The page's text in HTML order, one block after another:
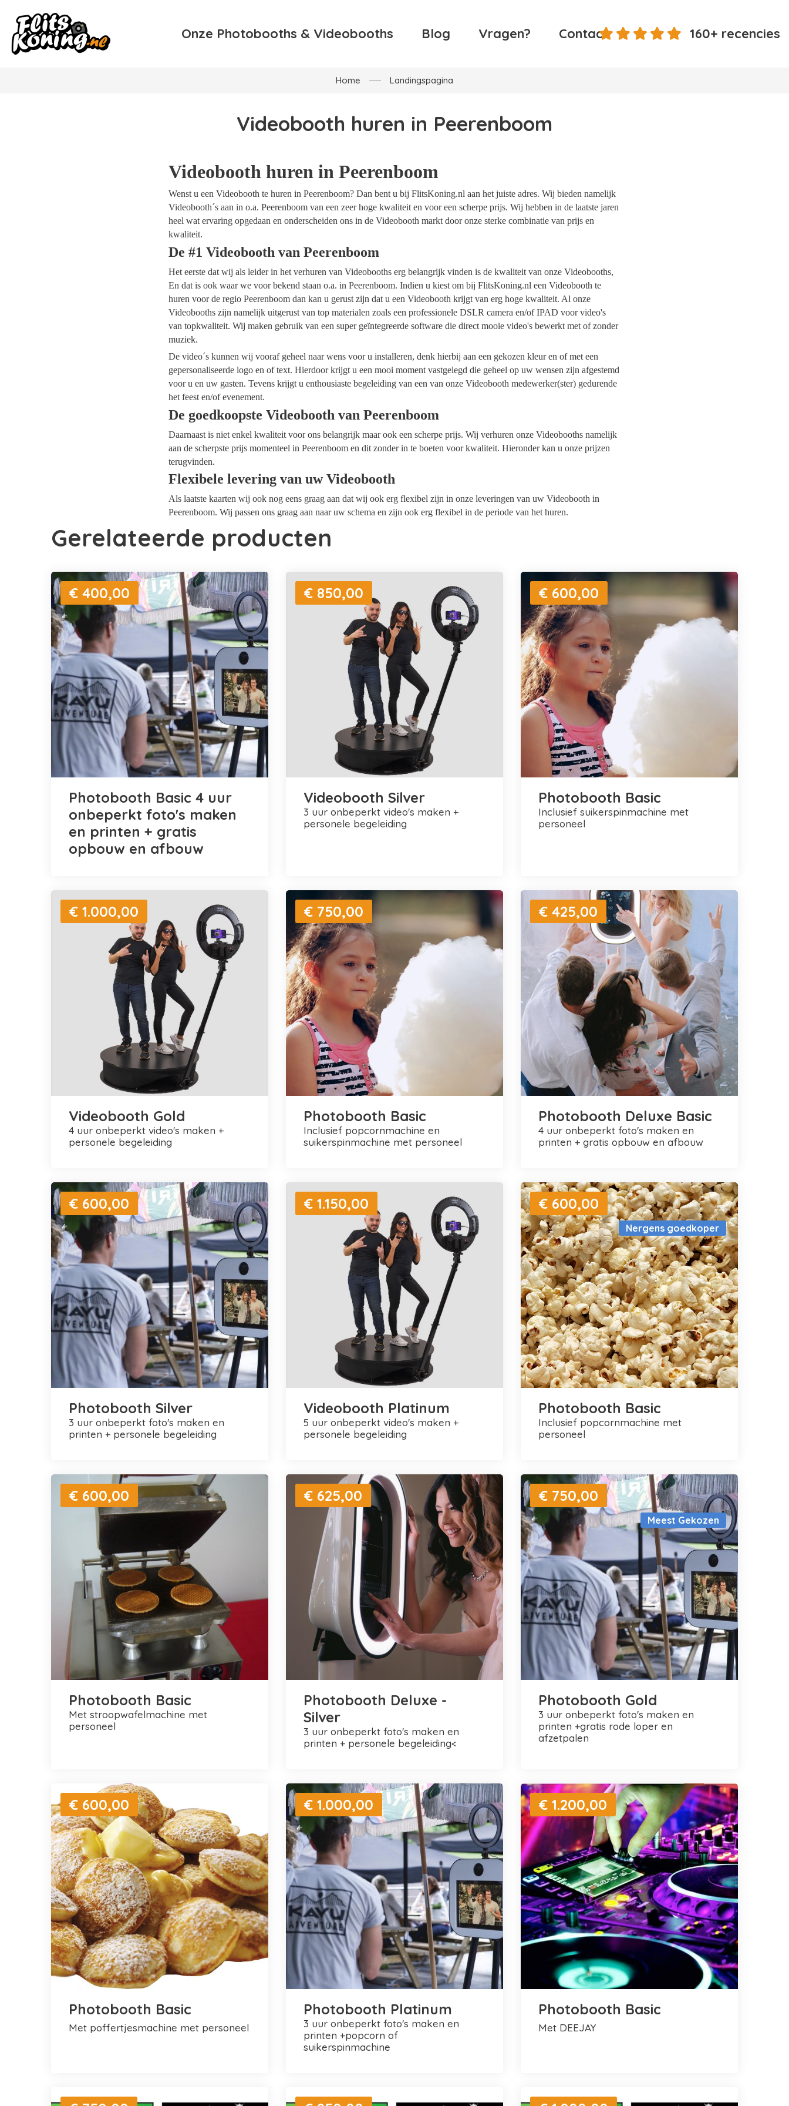
Onze Photobooths & Videobooths Blog Vragen? Contact 160+ recencies
Home Landingspagina
Videobooth huren in Peerenboom
Videobooth huren in Peerenboom
Wenst u een Videobooth te huren in Peerenboom? Dan bent u bij FlitsKoning.nl aan het juiste adres. Wij bieden namelijk
Videobooth´s aan in o.a. Peerenboom van een zeer hoge kwaliteit en voor een scherpe prijs. Wij hebben in de laatste jaren
heel wat ervaring opgedaan en onderscheiden ons in de Videobooth markt door onze sterke combinatie van prijs en
kwaliteit.
De #1 Videobooth van Peerenboom
Het eerste dat wij als leider in het verhuren van Videobooths erg belangrijk vinden is de kwaliteit van onze Videobooths,
En dat is ook waar we voor bekend staan o.a. in Peerenboom. Indien u kiest om bij FlitsKoning.nl een Videobooth te
huren voor de regio Peerenboom dan kan u gerust zijn dat u een Videobooth krijgt van erg hoge kwaliteit. Al onze
Videobooths zijn namelijk uitgerust van top materialen zoals een professionele DSLR camera en/of IPAD voor video's
van topkwaliteit. Wij maken gebruik van een super geïntegreerde software die direct mooie video's bewerkt met of zonder
muziek.
De video´s kunnen wij vooraf geheel naar wens voor u installeren, denk hierbij aan een gekozen kleur en of met een
gepersonaliseerde logo en of text. Hierdoor krijgt u een mooi moment vastgelegd die geheel op uw wensen zijn afgestemd
voor u en uw gasten. Tevens krijgt u enthousiaste begeleiding van een van onze Videobooth medewerker(ster) gedurende
het feest en/of evenement.
De goedkoopste Videobooth van Peerenboom
Daarnaast is niet enkel kwaliteit voor ons belangrijk maar ook een scherpe prijs. Wij verhuren onze Videobooths namelijk
aan de scherpste prijs momenteel in Peerenboom en dit zonder in te boeten voor kwaliteit. Hieronder kan u onze prijzen
terugvinden.
Flexibele levering van uw Videobooth
Als laatste kaarten wij ook nog eens graag aan dat wij ook erg flexibel zijn in onze leveringen van uw Videobooth in
Peerenboom. Wij passen ons graag aan naar uw schema en zijn ook erg flexibel in de periode van het huren.
Gerelateerde producten
€ 400,00
Photobooth Basic 4 uur
onbeperkt foto's maken
en printen + gratis
opbouw en afbouw
€ 850,00
Videobooth Silver
3 uur onbeperkt video's maken +
personele begeleiding
€ 600,00
Photobooth Basic
inclusief suikerspinmachine met
personeel
€ 1.000,00
Videobooth Gold
4 uur onbeperkt video's maken +
personele begeleiding
€ 750,00
Photobooth Basic
inclusief popcornmachine en
suikerspinmachine met personeel
€ 425,00
Photobooth Deluxe Basic
4 uur onbeperkt foto's maken en
printen + gratis opbouw en afbouw
€ 600,00
Photobooth Silver
3 uur onbeperkt foto's maken en
printen + personele begeleiding
€ 1.150,00
Videobooth Platinum
5 uur onbeperkt video's maken +
personele begeleiding
Nergens goedkoper
€ 600,00
Photobooth Basic
inclusief popcornmachine met
personeel
€ 600,00
Photobooth Basic
met stroopwafelmachine met
personeel
€ 625,00
Photobooth Deluxe -
Silver
3 uur onbeperkt foto's maken en
printen + personele begeleiding<
Meest Gekozen
€ 750,00
Photobooth Gold
3 uur onbeperkt foto's maken en
printen +gratis rode loper en
afzetpalen
€ 600,00
Photobooth Basic
met poffertjesmachine met personeel
€ 1.000,00
Photobooth Platinum
3 uur onbeperkt foto's maken en
printen +popcorn of
suikerspinmachine
€ 1.200,00
Photobooth Basic
met DEEJAY